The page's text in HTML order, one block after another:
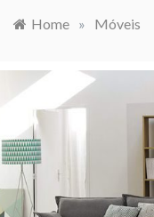
Home » Móveis